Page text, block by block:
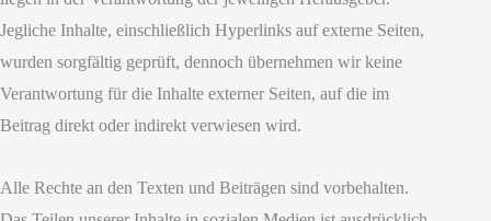
Jegliche Inhalte, einschließlich Hyperlinks auf externe Seiten,
wurden sorgfältig geprüft, dennoch übernehmen wir keine
Verantwortung für die Inhalte externer Seiten, auf die im
Beitrag direkt oder indirekt verwiesen wird.
Alle Rechte an den Texten und Beiträgen sind vorbehalten.